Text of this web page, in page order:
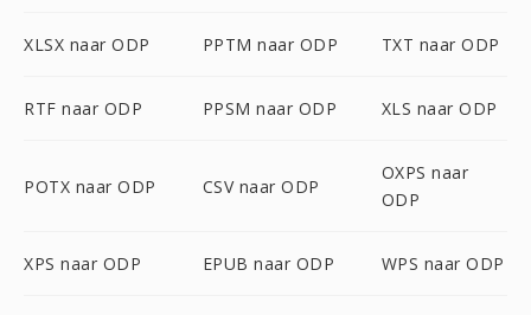
XLSX naar ODP PPTM naar ODP TXT naar ODP
RTF naar ODP PPSM naar ODP XLS naar ODP
POTX naar ODP CSV naar ODP
OXPS naar
ODP
XPS naar ODP EPUB naar ODP WPS naar ODP